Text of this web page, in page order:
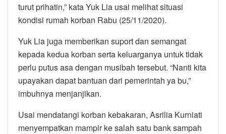
turut prihatin,” kata Yuk Lia usai melihat situasi
kondisi rumah korban Rabu (25/11/2020).
Yuk Lia juga memberikan suport dan semangat
kepada kedua korban serta keluarganya untuk tidak
perlu putus asa dengan musibah tersebut. “Nanti kita
upayakan dapat bantuan dari pemerintah ya bu,”
imbuhnya menjanjikan.
Usai mendatangi korban kebakaran, Asrilia Kurniati
menyempatkan mampir ke salah satu bank sampah